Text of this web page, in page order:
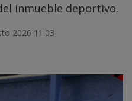
inmueble deportivo.
2026 11:03